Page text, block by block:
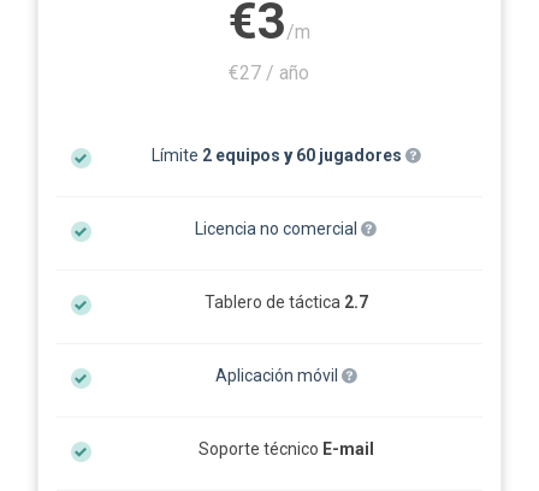
€3/m
€27 / año
Límite 2 equipos y60 jugadores
Licencia no comercial
Tablero de táctica 2.7
Aplicación móvil
Soporte técnico E-mail